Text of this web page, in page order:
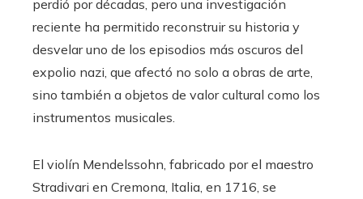
perdió por décadas, pero una investigación
reciente ha permitido reconstruir su historia y
desvelar uno de los episodios más oscuros del
expolio nazi, que afectó no solo a obras de arte,
sino también a objetos de valor cultural como los
instrumentos musicales.
El violín Mendelssohn, fabricado por el maestro
Stradivari en Cremona, Italia, en 1716, se